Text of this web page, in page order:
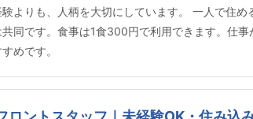
よりも、人柄を大切にしています。 一人で住
同です。食事は1食300円で利用できます。仕
めです。